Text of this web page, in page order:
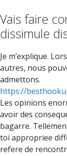
Vais faire
dissimule
Je m’explique.
autres, nous
admettons.
https://
Les opinions
avoir des
bagarre.
toi appropriee
refere de